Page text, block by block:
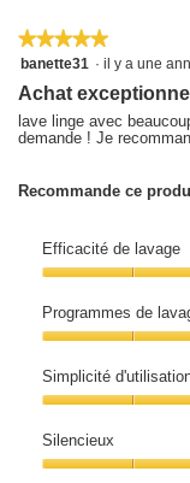
★★★★★
★★★★★
5
5
banette31 · il y a une
Achat exceptionnel
lave linge avec
demande ! Je
Recommande ce
Efficacité de lavage
de
lavage,
5
5
Programmes de
de
lavage
adaptés,
sur
5
Simplicité
d'utilisation,
5
sur
Silencieux